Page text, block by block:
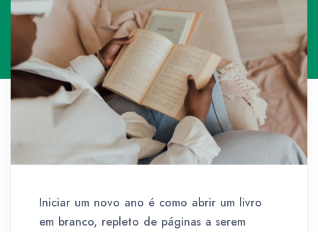
Iniciar um novo ano é como abrir um livro
em branco, repleto de páginas a serem